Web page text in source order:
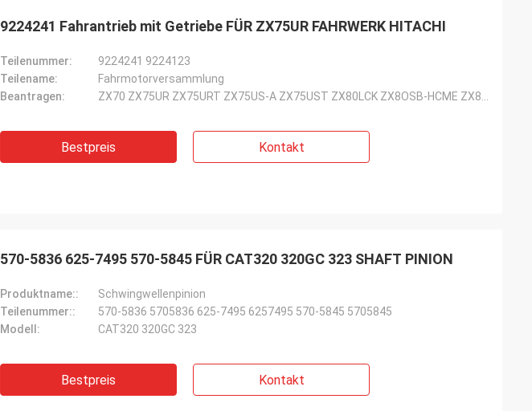
9224241 Fahrantrieb mit Getriebe FÜR ZX75UR FAHRWERK HITACHI
Teilenummer:
9224241 9224123
Teilename:
Fahrmotorversammlung
Beantragen:
Bestpreis Kontakt
570-5836 625-7495 570-5845 FÜR CAT320 320GC 323 SHAFT PINION
Produktname::
Schwingwellenpinion
Teilenummer::
570-5836 5705836 625-7495 6257495 570-5845 5705845
Modell:
CAT320 320GC 323
Bestpreis Kontakt